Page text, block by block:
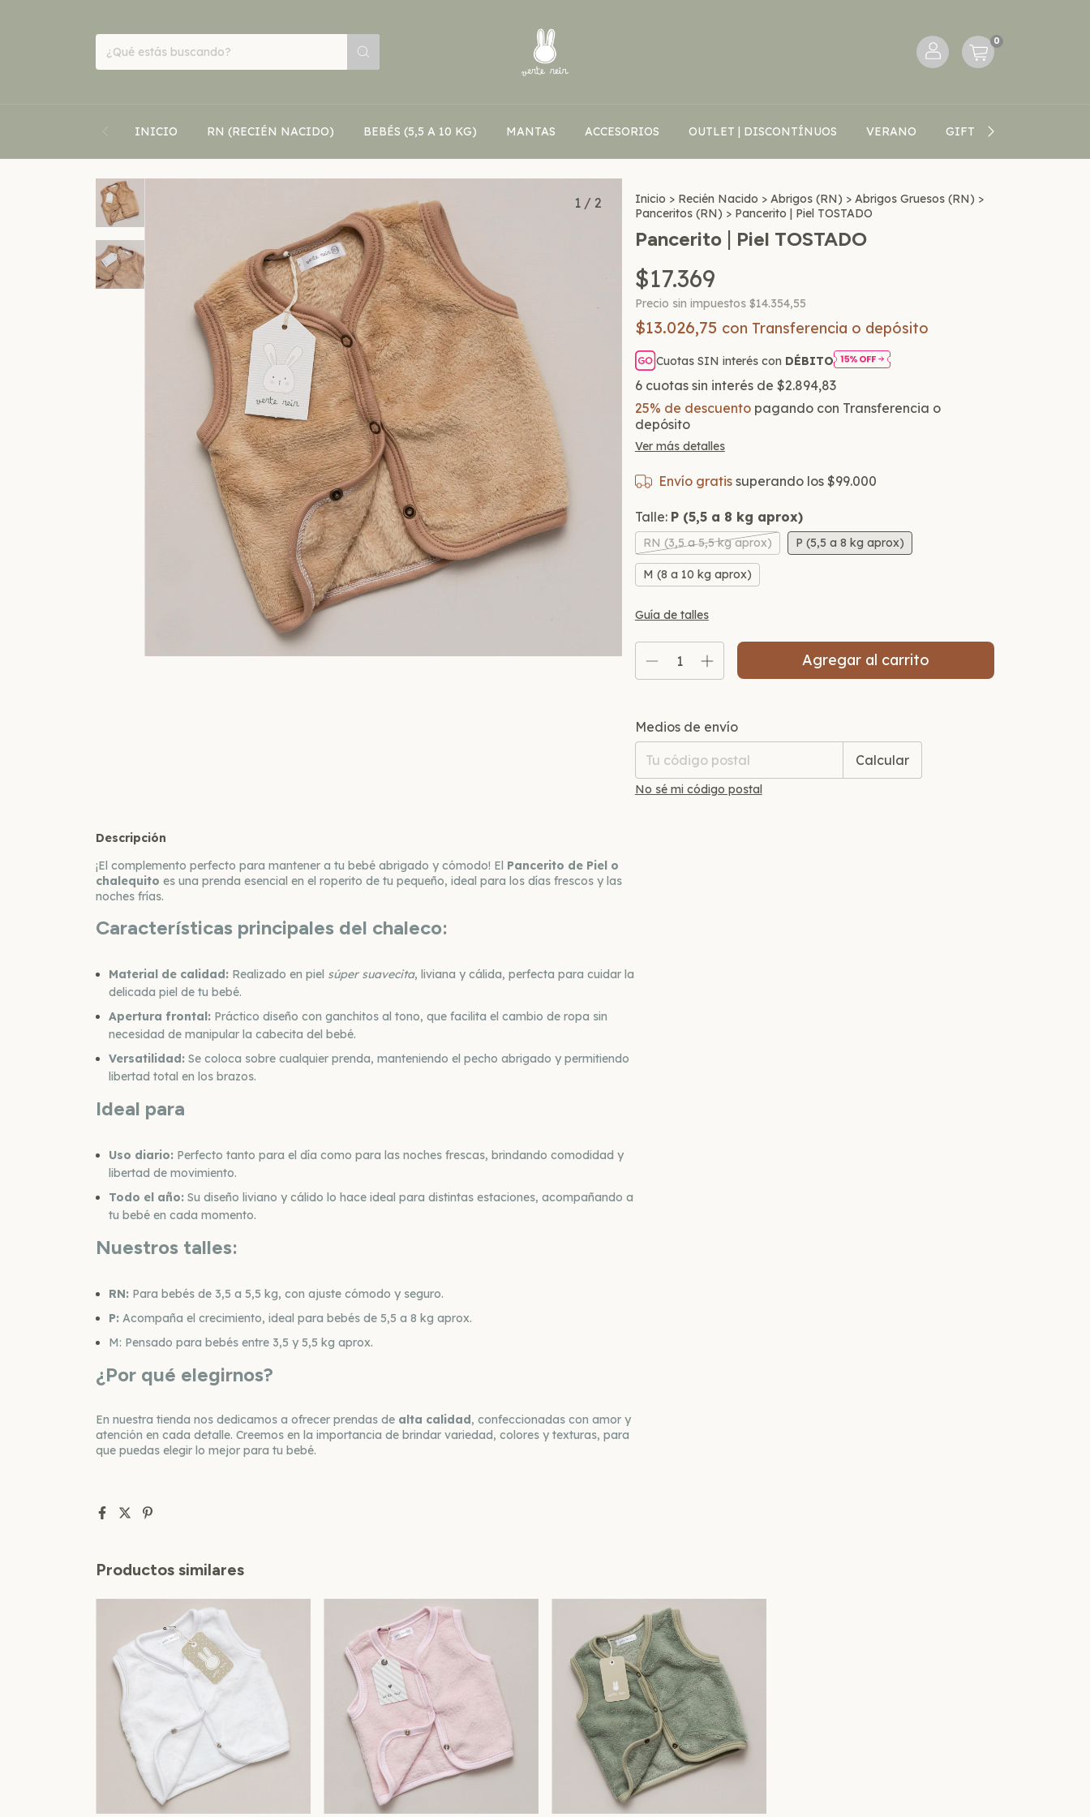
0
INICIO RN (RECIÉN NACIDO) BEBÉS (5,5 A 10 KG) MANTAS ACCESORIOS OUTLET | DISCONTÍNUOS VERANO GIFT CARD
1/ 2 Inicio > Recién Nacido > Abrigos (RN) > Abrigos Gruesos (RN) >
Panceritos (RN) > Pancerito | Piel TOSTADO
Pancerito | Piel TOSTADO
$17.369
Precio sin impuestos $14.354,55
$13.026,75 con Transferencia o depósito
Cuotas SIN interés con DÉBITO
6 cuotas sin interés de $2.894,83
25% de descuentopagando con Transferencia o
depósito
Ver más detalles
Envío gratis superando los$99.000
Talle: P (5,5 a 8 kg aprox)
RN (3,5 a 5,5 kg aprox) P (5,5 a 8 kg aprox)
M (8 a 10 kg aprox)
Guía de talles
Entregas para el CP:
Medios de envío
Calcular
No sé mi código postal
Descripción
¡El complemento perfecto para mantener a tu bebé abrigado y cómodo! El Pancerito de Piel o
chalequito es una prenda esencial en el roperito de tu pequeño, ideal para los días frescos y las
noches frías.
Características principales del chaleco:
Material de calidad: Realizado en piel súper suavecita, liviana y cálida, perfecta para cuidar la
delicada piel de tu bebé.
Apertura frontal: Práctico diseño con ganchitos al tono, que facilita el cambio de ropa sin
necesidad de manipular la cabecita del bebé.
Versatilidad: Se coloca sobre cualquier prenda, manteniendo el pecho abrigado y permitiendo
libertad total en los brazos.
Ideal para
Uso diario: Perfecto tanto para el día como para las noches frescas, brindando comodidad y
libertad de movimiento.
Todo el año: Su diseño liviano y cálido lo hace ideal para distintas estaciones, acompañando a
tu bebé en cada momento.
Nuestros talles:
RN: Para bebés de 3,5 a 5,5 kg, con ajuste cómodo y seguro.
P: Acompaña el crecimiento, ideal para bebés de 5,5 a 8 kg aprox.
M: Pensado para bebés entre 3,5 y 5,5 kg aprox.
¿Por qué elegirnos?
En nuestra tienda nos dedicamos a ofrecer prendas de alta calidad, confeccionadas con amor y
atención en cada detalle. Creemos en la importancia de brindar variedad, colores y texturas, para
que puedas elegir lo mejor para tu bebé.
Productos similares